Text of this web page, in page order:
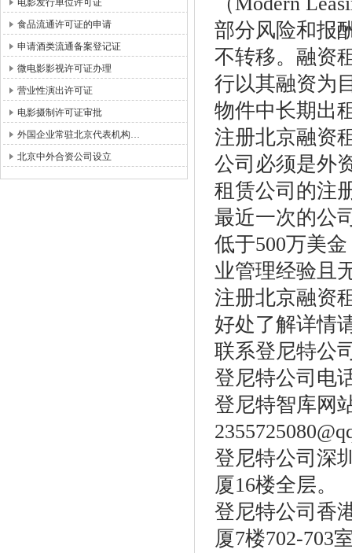
电影发行单位许可证
食品流通许可证的申请
申请酒类流通备案登记证
微电影影视许可证办理
营业性演出许可证
电影摄制许可证审批
外国企业常驻北京代表机构…
北京中外合资公司设立
部分风险和报
不转移。融资
行以其融资为
物件中长期出
注册北京融资
公司必须是外
租赁公司的注
最近一次的公
低于500万美
业管理经验且
注册北京融资
好处了解详情
联系登尼特公
登尼特公司电
登尼特智库网
登尼特公司深
厦16楼全层。
登尼特公司香
厦7楼702-703